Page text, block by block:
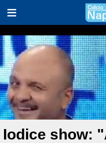
Iodice show: